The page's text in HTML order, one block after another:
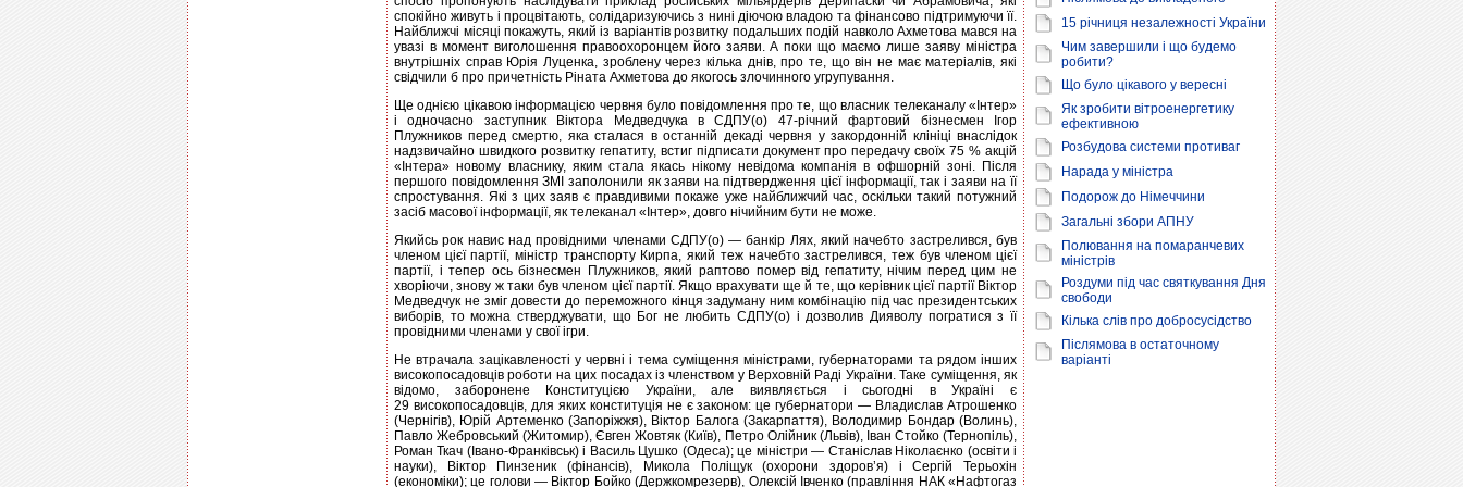
спокійно живуть і процвітають, солідаризуючись з нині діючою владою та фінансово підтримуючи її.
Найближчі місяці покажуть, який із варіантів розвитку подальших подій навколо Ахметова мався на
увазі в момент виголошення правоохоронцем його заяви. А поки що маємо лише заяву міністра
внутрішніх справ Юрія Луценка, зроблену через кілька днів, про те, що він не має матеріалів, які
свідчили б про причетність Ріната Ахметова до якогось злочинного угрупування.
Ще однією цікавою інформацією червня було повідомлення про те, що власник телеканалу «Інтер»
і одночасно заступник Віктора Медведчука в СДПУ(о) 47-річний фартовий бізнесмен Ігор
Плужников перед смертю, яка сталася в останній декаді червня у закордонній клініці внаслідок
надзвичайно швидкого розвитку гепатиту, встиг підписати документ про передачу своїх 75 % акцій
«Інтера» новому власнику, яким стала якась нікому невідома компанія в офшорній зоні. Після
першого повідомлення ЗМІ заполонили як заяви на підтвердження цієї інформації, так і заяви на її
спростування. Які з цих заяв є правдивими покаже уже найближчий час, оскільки такий потужний
засіб масової інформації, як телеканал «Інтер», довго нічийним бути не може.
Якийсь рок навис над провідними членами СДПУ(о) — банкір Лях, який начебто застрелився, був
членом цієї партії, міністр транспорту Кирпа, який теж начебто застрелився, теж був членом цієї
партії, і тепер ось бізнесмен Плужников, який раптово помер від гепатиту, нічим перед цим не
хворіючи, знову ж таки був членом цієї партії. Якщо врахувати ще й те, що керівник цієї партії Віктор
Медведчук не зміг довести до переможного кінця задуману ним комбінацію під час президентських
виборів, то можна стверджувати, що Бог не любить СДПУ(о) і дозволив Дияволу погратися з її
провідними членами у свої ігри.
Не втрачала зацікавленості у червні і тема суміщення мінiстрами, губернаторами та рядом інших
високопосадовців роботи на цих посадах із членством у Верховній Раді України. Таке суміщення, як
відомо, заборонене Конституцією України, але виявляється і сьогодні в Україні є
29 високопосадовців, для яких конституція не є законом: це губернатори — Владислав Атрошенко
(Чернігів), Юрій Артеменко (Запоріжжя), Віктор Балога (Закарпаття), Володимир Бондар (Волинь),
Павло Жебровський (Житомир), Євген Жовтяк (Київ), Петро Олійник (Львів), Іван Стойко (Тернопіль),
Роман Ткач (Івано-Франківськ) і Василь Цушко (Одеса); це міністри — Станіслав Ніколаєнко (освіти і
науки), Віктор Пинзеник (фінансів), Микола Поліщук (охорони здоров’я) і Сергій Терьохін
(економіки); це голови — Віктор Бойко (Держкомрезерв), Олексій Івченко (правління НАК «Нафтогаз
15 річниця незалежності України
Чим завершили і що будемо
робити?
Що було цікавого у вересні
Як зробити вітроенергетику
ефективною
Розбудова системи противаг
Нарада у міністра
Подорож до Німеччини
Загальні збори АПНУ
Полювання на помаранчевих
міністрів
Роздуми під час святкування Дня
свободи
Кілька слів про добросусідство
Післямова в остаточному
варіанті